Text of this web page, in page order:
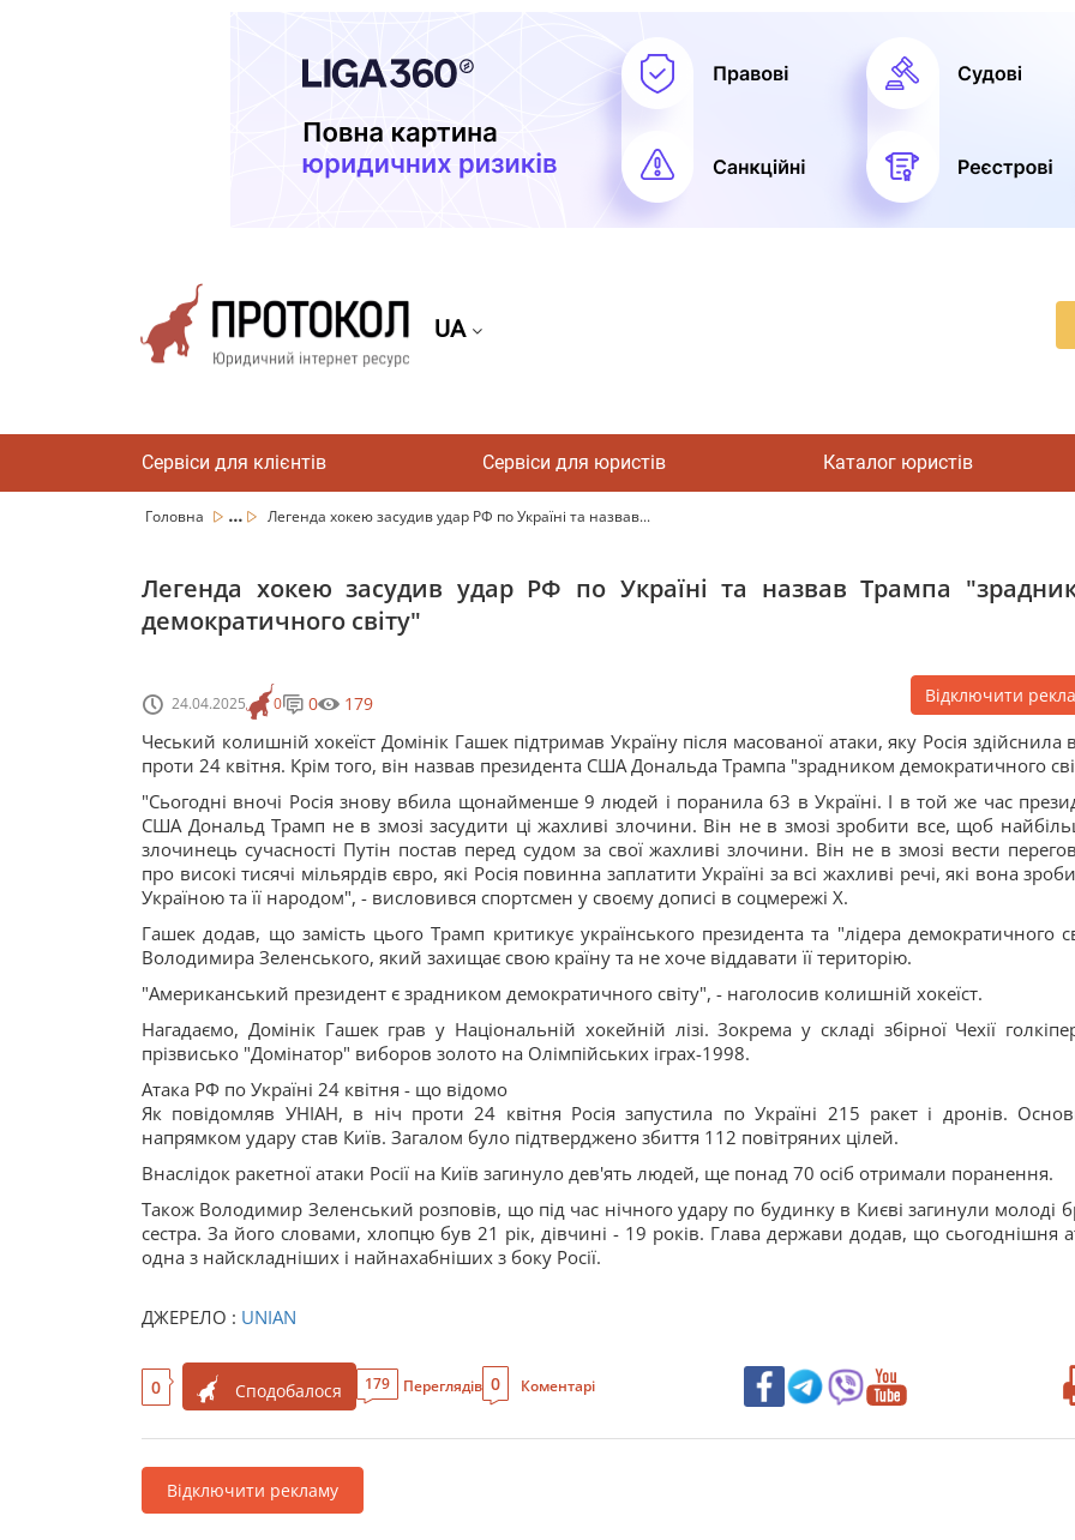
UA
Сервіси для клієнтів Сервіси для юристів Каталог юристів
Головна ... Легенда хокею засудив удар РФ по Україні та назвав...
Легенда хокею засудив удар РФ по Україні та назвав Трампа
демократичного світу"
24.04.2025 0 0 179 Відключити
Чеський колишній хокеїст Домінік Гашек підтримав Україну після масованої атаки, яку Росія здійснила
проти 24 квітня. Крім того, він назвав президента США Дональда Трампа "зрадником демократичного
"Сьогодні вночі Росія знову вбила щонайменше 9 людей і поранила 63 в Україні. І в той же час
США Дональд Трамп не в змозі засудити ці жахливі злочини. Він не в змозі зробити все, щоб
злочинець сучасності Путін постав перед судом за свої жахливі злочини. Він не в змозі вести
про високі тисячі мільярдів євро, які Росія повинна заплатити Україні за всі жахливі речі, які вона
Україною та її народом", - висловився спортсмен у своєму дописі в соцмережі X.
Гашек додав, що замість цього Трамп критикує українського президента та "лідера демократичного
Володимира Зеленського, який захищає свою країну та не хоче віддавати її територію.
"Американський президент є зрадником демократичного світу", - наголосив колишній хокеїст.
Нагадаємо, Домінік Гашек грав у Національній хокейній лізі. Зокрема у складі збірної Чехії
прізвисько "Домінатор" виборов золото на Олімпійських іграх-1998.
Атака РФ по Україні 24 квітня - що відомо
Як повідомляв УНІАН, в ніч проти 24 квітня Росія запустила по Україні 215 ракет і дронів.
напрямком удару став Київ. Загалом було підтверджено збиття 112 повітряних цілей.
Внаслідок ракетної атаки Росії на Київ загинуло дев'ять людей, ще понад 70 осіб отримали поранення.
Також Володимир Зеленський розповів, що під час нічного удару по будинку в Києві загинули молоді
сестра. За його словами, хлопцю був 21 рік, дівчині - 19 років. Глава держави додав, що сьогоднішня
одна з найскладніших і найнахабніших з боку Росії.
ДЖЕРЕЛО : UNIAN
0 Сподобалося 179 Переглядів 0 Коментарі
Відключити рекламу